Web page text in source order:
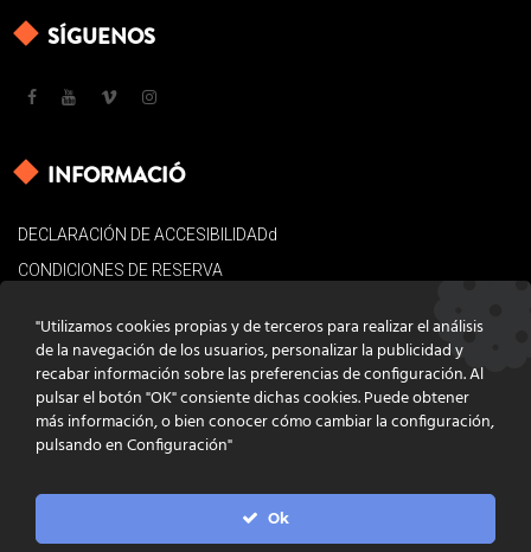
SÍGUENOS
INFORMACIÓ
DECLARACIÓN DE ACCESIBILIDADd
CONDICIONES DE RESERVA
POLÍTICA DE COOKIES
CONTACTO
"Utilizamos cookies propias y de terceros para realizar el análisis
de la navegación de los usuarios, personalizar la publicidad y
recabar información sobre las preferencias de configuración. Al
pulsar el botón "OK" consiente dichas cookies. Puede obtener
más información, o bien conocer cómo cambiar la configuración,
pulsando en Configuración"
Ok